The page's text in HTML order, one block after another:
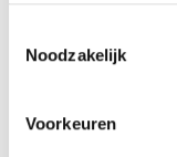
Noodzakelijk
Voorkeuren
bijbehorende